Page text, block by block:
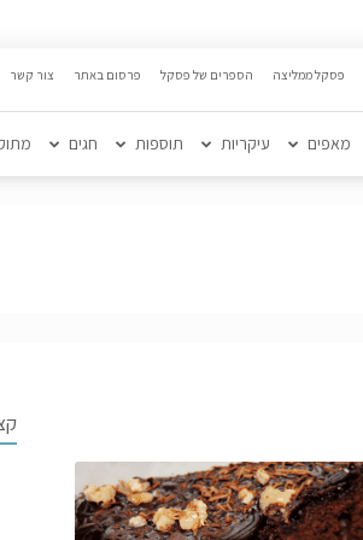
פסקל ממליצה הספרים של פסקל פרסום באתר צור קשר
מאפים עיקריות תוספות חגים